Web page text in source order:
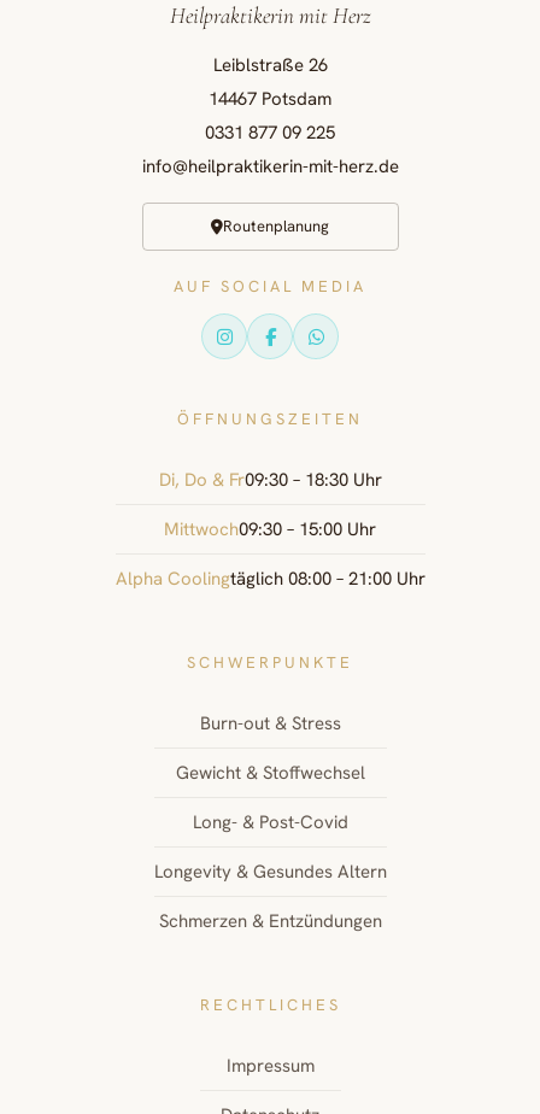
Heilpraktikerin mit Herz
Leiblstraße 26
14467 Potsdam
0331 877 09 225
info@heilpraktikerin-mit-herz.de
Routenplanung
AUF SOCIAL MEDIA
ÖFFNUNGSZEITEN
Di, Do & Fr09:30 – 18:30 Uhr
Mittwoch09:30 – 15:00 Uhr
Alpha Coolingtäglich 08:00 – 21:00 Uhr
SCHWERPUNKTE
Burn-out & Stress
Gewicht & Stoffwechsel
Long- & Post-Covid
Longevity & Gesundes Altern
Schmerzen & Entzündungen
RECHTLICHES
Impressum